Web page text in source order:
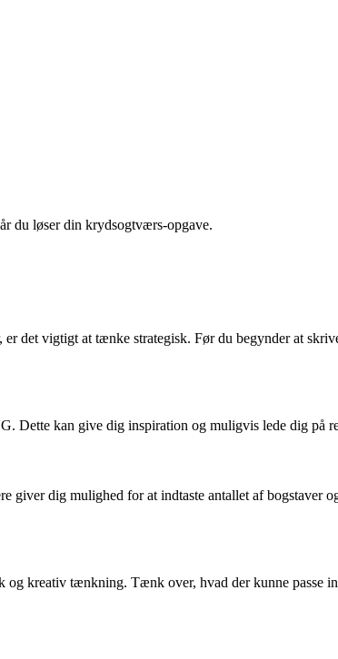
du løser din krydsogtværs-opgave.
det vigtigt at tænke strategisk. Før du begynder at
Dette kan give dig inspiration og muligvis lede dig på
dig mulighed for at indtaste antallet af bogstaver
kreativ tænkning. Tænk over, hvad der kunne passe